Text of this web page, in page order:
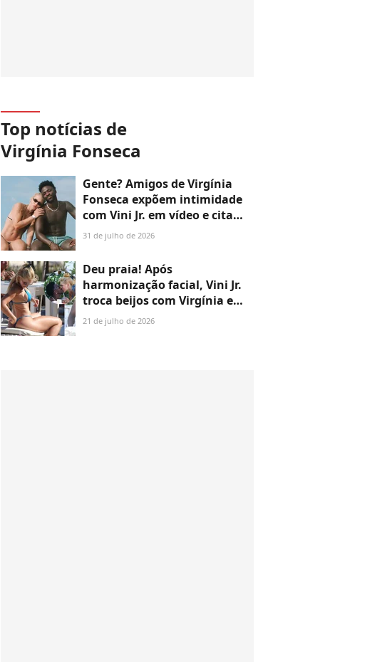
Top notícias de
Virgínia Fonseca
Gente? Amigos de Virgínia
Fonseca expõem intimidade
com Vini Jr. em vídeo e citam
até 'gel íntimo': 'Muito
31 de julho de 2026
Deu praia! Após
harmonização facial, Vini Jr.
troca beijos com Virgínia em
praia do Rio; de biquíni fio-
21 de julho de 2026